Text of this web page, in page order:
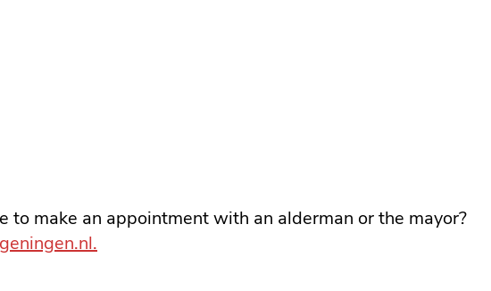
make an appointment with an alderman or the mayor?